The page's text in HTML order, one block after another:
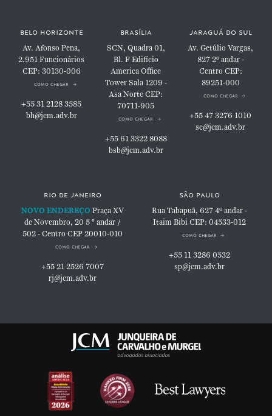
belo horizonte
Av. Afonso Pena,
2.951Funcionários
CEP: 30130-006
como chegar
+55 31 2128 3585
bh@jcm.adv.br
brasília
SCN, Quadra 01,
Bl. FEdifício
America Office
TowerSala 1209 -
Asa NorteCEP:
70711-905
como chegar
+55 61 3322 8088
bsb@jcm.adv.br
jaraguá do sul
Av. Getúlio Vargas,
8272º andar -
Centro CEP:
89251-000
como chegar
+55 47 3276 1010
sc@jcm.adv.br
rio de janeiro
NOVO ENDEREÇO Praça XV
de Novembro, 20 5 ° andar /
502 - Centro CEP 20010-010
como chegar
+55 21 2526 7007
rj@jcm.adv.br
são paulo
Rua Tabapuã, 6274º andar -
Itaim BibiCEP: 04533-012
como chegar
+55 11 3286 0532
sp@jcm.adv.br